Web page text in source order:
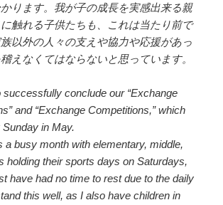
ります。我が子の成長を実感出来る親
触れる子供たちも、これは当たり前で
以外の人々の支えや協力や応援があっ
えなくてはならないと思っています。
successfully conclude our “Exchange
and “Exchange Competitions,” which
in May.
a busy month with elementary, middle,
holding their sports days on Saturdays,
have had no time to rest due to the daily
this well, as I also have children in